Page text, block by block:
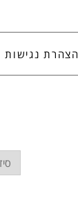
הצהרת נגישות